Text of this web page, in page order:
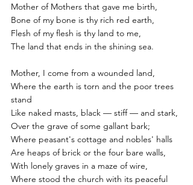
Mother of Mothers that gave me birth,
Bone of my bone is thy rich red earth,
Flesh of my flesh is thy land to me,
The land that ends in the shining sea.
Mother, I come from a wounded land,
Where the earth is torn and the poor trees
stand
Like naked masts, black — stiff — and stark,
Over the grave of some gallant bark;
Where peasant's cottage and nobles' halls
Are heaps of brick or the four bare walls,
With lonely graves in a maze of wire,
Where stood the church with its peaceful